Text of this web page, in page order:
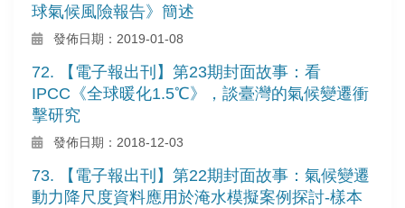
球氣候風險報告》簡述
發佈日期：2019-01-08
72. 【電子報出刊】第23期封面故事：看
IPCC《全球暖化1.5℃》，談臺灣的氣候變遷衝
擊研究
發佈日期：2018-12-03
73. 【電子報出刊】第22期封面故事：氣候變遷
動力降尺度資料應用於淹水模擬案例探討-樣本